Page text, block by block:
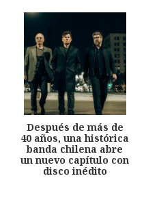
Después de más de
40 años, una histórica
banda chilena abre
un nuevo capítulo con
disco inédito